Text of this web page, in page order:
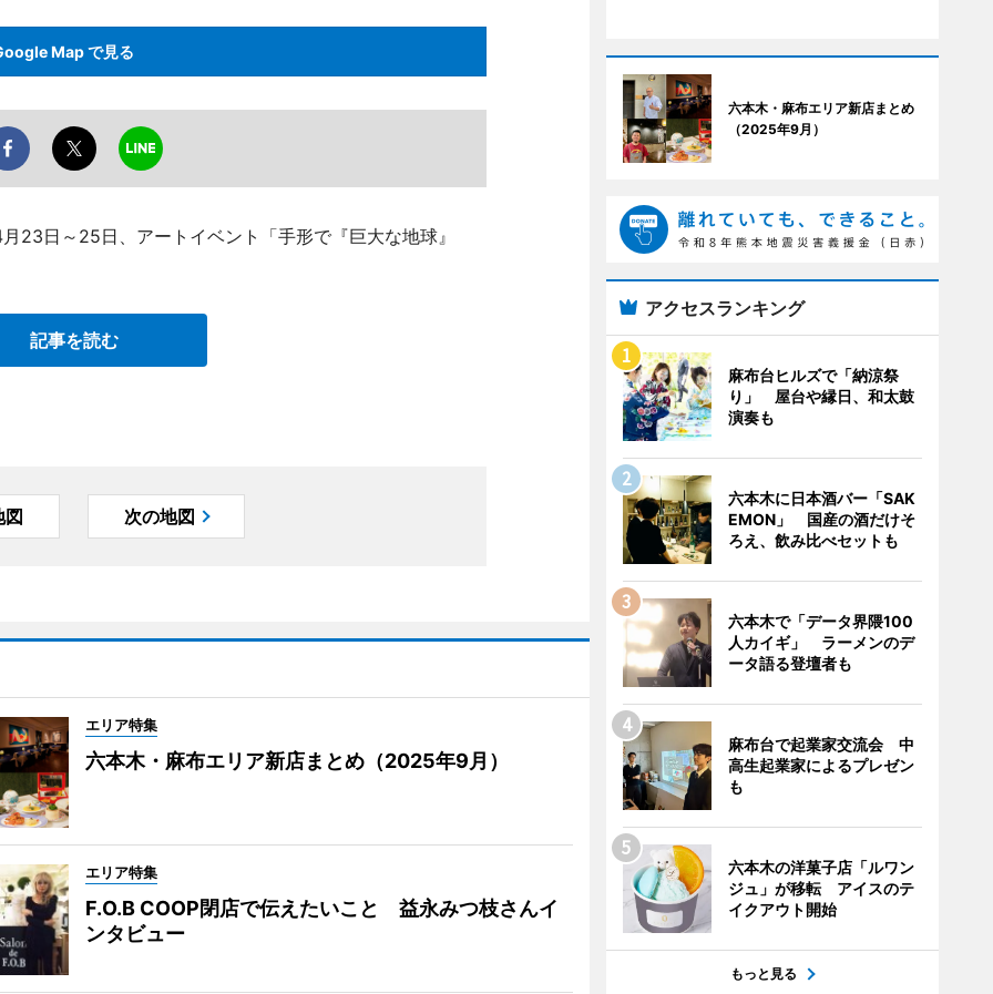
Map で見る
23日～25日、アートイベント「手形で『巨大な地球』
記事を読む
図 次の地図
エリア特集
六本木・麻布エリア新店まとめ（2025年9月）
エリア特集
F.O.B COOP閉店で伝えたいこと 益永みつ枝さんイ
ンタビュー
六本木・麻布エリア新店まとめ
（2025年9月）
アクセスランキング
麻布台ヒルズで「納涼祭
り」 屋台や縁日、和太鼓
演奏も
六本木に日本酒バー「SAK
EMON」 国産の酒だけそ
ろえ、飲み比べセットも
六本木で「データ界隈100
人カイギ」 ラーメンのデ
ータ語る登壇者も
麻布台で起業家交流会 中
高生起業家によるプレゼン
も
六本木の洋菓子店「ルワン
ジュ」が移転 アイスのテ
イクアウト開始
もっと見る